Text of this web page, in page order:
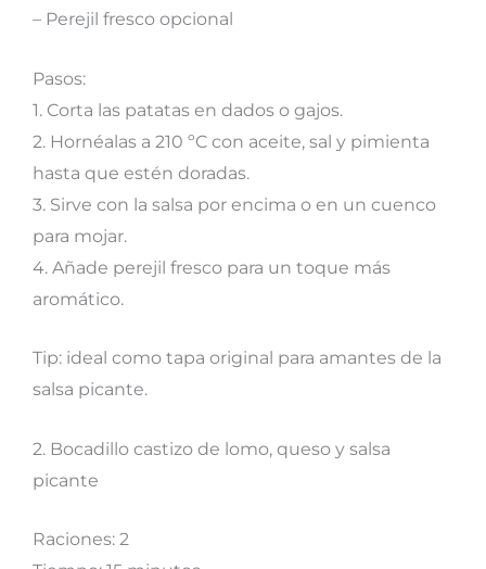
– Perejil fresco opcional
Pasos:
1. Corta las patatas en dados o gajos.
2. Hornéalas a 210 ºC con aceite, sal y pimienta
hasta que estén doradas.
3. Sirve con la salsa por encima o en un cuenco
para mojar.
4. Añade perejil fresco para un toque más
aromático.
Tip: ideal como tapa original para amantes de la
salsa picante.
2. Bocadillo castizo de lomo, queso y salsa
picante
Raciones: 2